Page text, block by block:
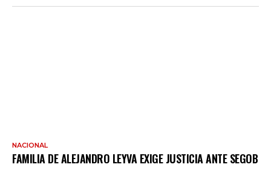
NACIONAL
FAMILIA DE ALEJANDRO LEYVA EXIGE JUSTICIA ANTE SEGOB